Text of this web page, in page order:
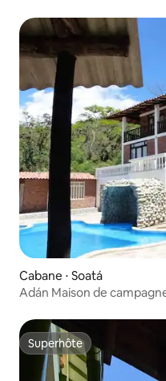
Cabane ⋅ Soatá
Adán Maison de
Superhôte
Superhôte